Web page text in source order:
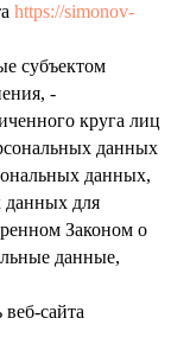
https://simonov-
субъектом
-
круга лиц
данных
данных,
данных для
Законом о
данные,
сайта